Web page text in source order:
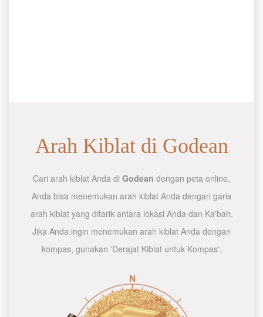
Arah Kiblat di Godean
Cari arah kiblat Anda di Godean dengan peta online.
Anda bisa menemukan arah kiblat Anda dengan garis
arah kiblat yang ditarik antara lokasi Anda dan Ka'bah.
Jika Anda ingin menemukan arah kiblat Anda dengan
kompas, gunakan 'Derajat Kiblat untuk Kompas'.